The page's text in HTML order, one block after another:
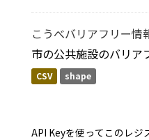
こうべバリアフリー情
市の公共施設のバリア
CSV shape
API Keyを使ってこのレジ